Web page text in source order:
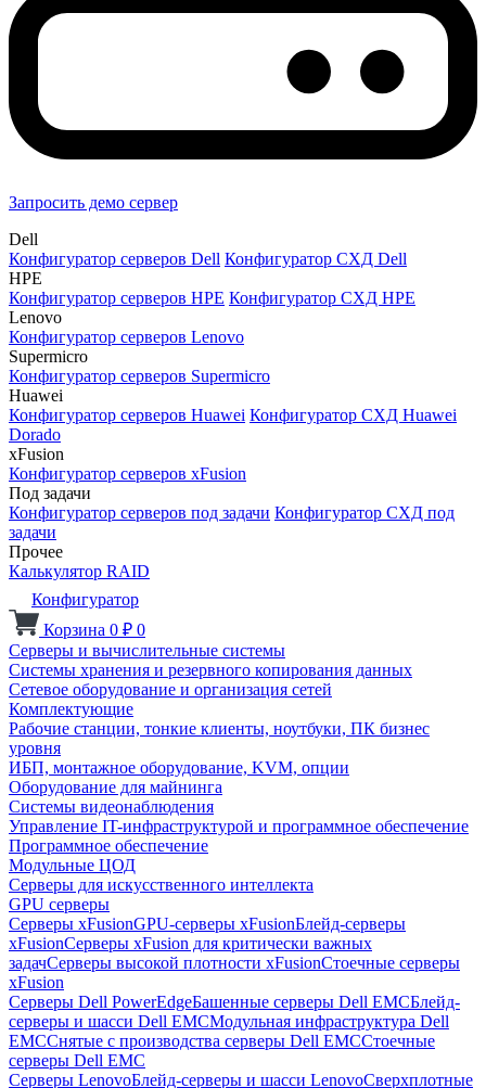
Запросить демо сервер
Dell
Конфигуратор серверов Dell Конфигуратор СХД Dell
HPE
Конфигуратор серверов HPE Конфигуратор СХД HPE
Lenovo
Конфигуратор серверов Lenovo
Supermicro
Конфигуратор серверов Supermicro
Huawei
Конфигуратор серверов Huawei Конфигуратор СХД Huawei
Dorado
xFusion
Конфигуратор серверов xFusion
Под задачи
Конфигуратор серверов под задачи Конфигуратор СХД под
задачи
Прочее
Калькулятор RAID
Конфигуратор
Корзина 0 ₽ 0
Серверы и вычислительные системы
Системы хранения и резервного копирования данных
Сетевое оборудование и организация сетей
Комплектующие
Рабочие станции, тонкие клиенты, ноутбуки, ПК бизнес
уровня
ИБП, монтажное оборудование, KVM, опции
Оборудование для майнинга
Системы видеонаблюдения
Управление IT-инфраструктурой и программное обеспечение
Программное обеспечение
Модульные ЦОД
Серверы для искусственного интеллекта
GPU серверы
Серверы xFusionGPU-серверы xFusionБлейд-серверы
xFusionСерверы xFusion для критически важных
задачСерверы высокой плотности xFusionСтоечные серверы
xFusion
Серверы Dell PowerEdgeБашенные серверы Dell EMCБлейд-
серверы и шасси Dell EMCМодульная инфраструктура Dell
EMCСнятые с производства серверы Dell EMCСтоечные
серверы Dell EMC
Серверы LenovoБлейд-серверы и шасси LenovoСверхплотные